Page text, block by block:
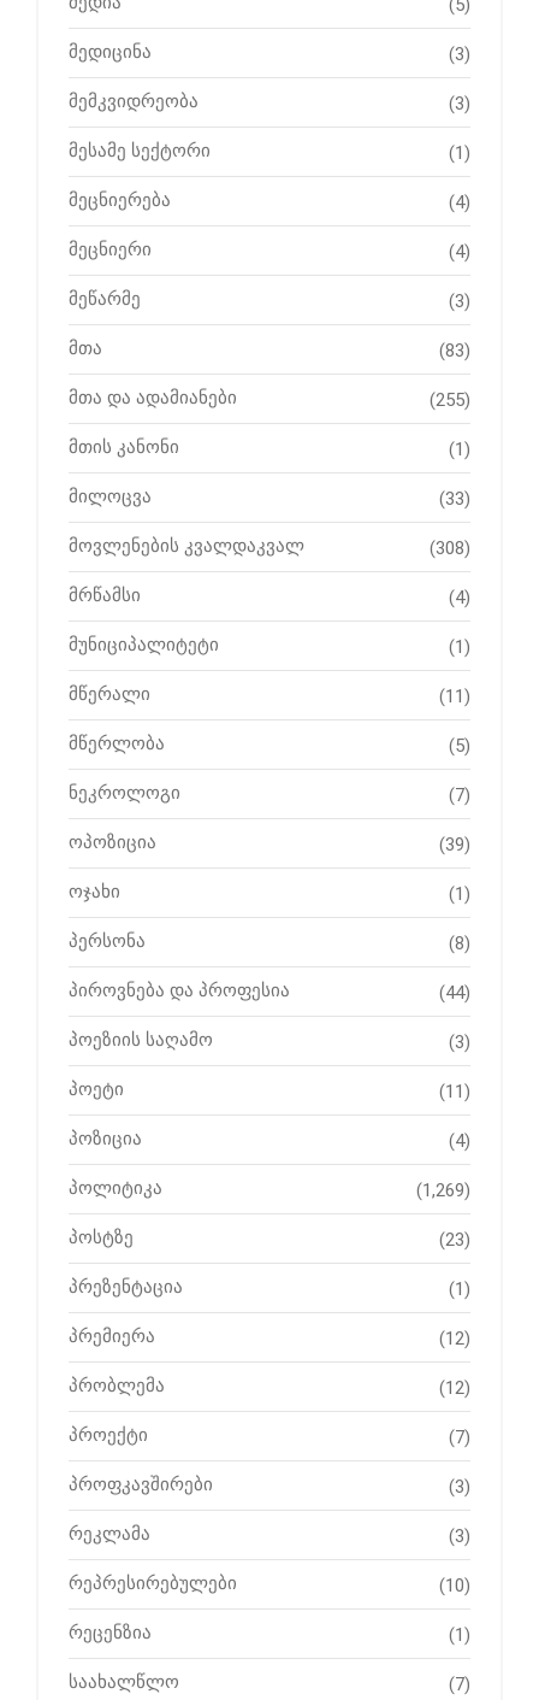
(5)
მედიცინა (3)
მემკვიდრეობა (3)
მესამე სექტორი (1)
მეცნიერება (4)
მეცნიერი (4)
მეწარმე (3)
მთა (83)
მთა და ადამიანები (255)
მთის კანონი (1)
მილოცვა (33)
მოვლენების კვალდაკვალ (308)
მრწამსი (4)
მუნიციპალიტეტი (1)
მწერალი (11)
მწერლობა (5)
ნეკროლოგი (7)
ოპოზიცია (39)
ოჯახი (1)
პერსონა (8)
პიროვნება და პროფესია (44)
პოეზიის საღამო (3)
პოეტი (11)
პოზიცია (4)
პოლიტიკა (1,269)
პოსტზე (23)
პრეზენტაცია (1)
პრემიერა (12)
პრობლემა (12)
პროექტი (7)
პროფკავშირები (3)
რეკლამა (3)
რეპრესირებულები (10)
რეცენზია (1)
საახალწლო (7)